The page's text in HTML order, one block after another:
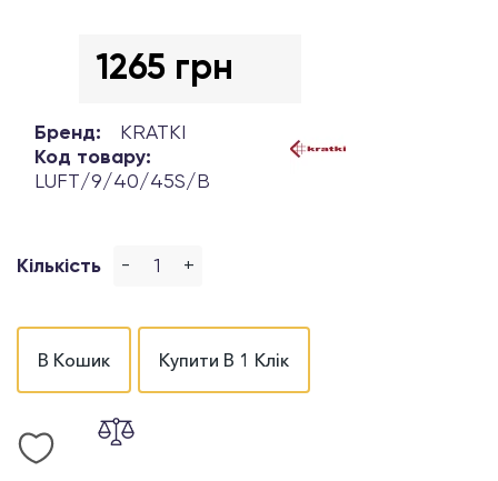
1265 грн
Бренд:
KRATKI
Код товару:
LUFT/9/40/45S/B
Кількість - +
В Кошик Купити В 1 Клік